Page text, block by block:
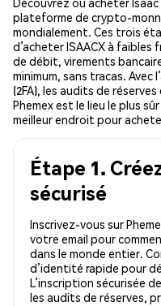
plateforme de crypto-
mondialement. Ces trois
d’acheter ISAACX à faibles
de débit, virements
minimum, sans tracas.
(2FA), les audits de
Phemex est le lieu le plus
meilleur endroit pour
Étape 1.
sécurisé
Inscrivez-vous sur
votre email pour
dans le monde entier.
d’identité rapide pour
L’inscription sécurisée
les audits de réserves,